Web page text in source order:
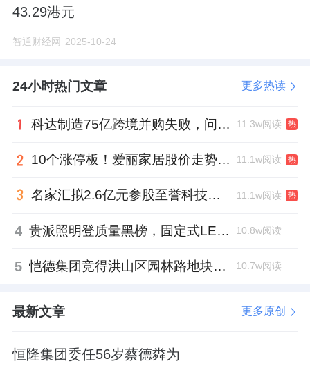
43.29港元
智通财经网 2025-10-24
24小时热门文章 更多热读
科达制造75亿跨境并购失败，问题出在哪一关？ 11.3w阅读 热
10个涨停板！爱丽家居股价走势有点狂 11.1w阅读 热
名家汇拟2.6亿元参股至誉科技，跨界布局工业级固态存储 11.1w阅读 热
4 贵派照明登质量黑榜，固定式LED灯具抽检不合格 10.8w阅读
5 恺德集团竞得洪山区园林路地块，引入贝好家C2M产品定位及营销服务 10.7w阅读
最新文章 更多原创
恒隆集团委任56岁蔡德粦为